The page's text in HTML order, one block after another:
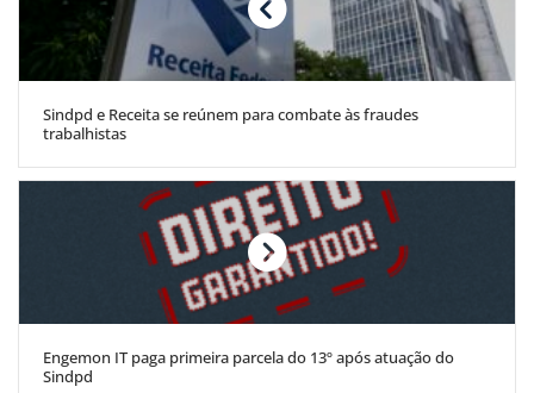
Sindpd e Receita se reúnem para combate às fraudes
trabalhistas
Engemon IT paga primeira parcela do 13º após atuação do
Sindpd